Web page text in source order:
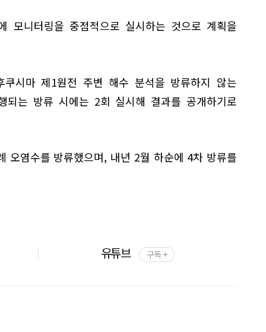
모니터링을 중점적으로 실시하는 것으로 계획을
시마 제1원전 주변 해수 분석을 방류하지 않는
는 방류 시에는 2회 실시해 결과를 공개하기로
오염수를 방류했으며, 내년 2월 하순에 4차 방류를
유튜브 구독 +